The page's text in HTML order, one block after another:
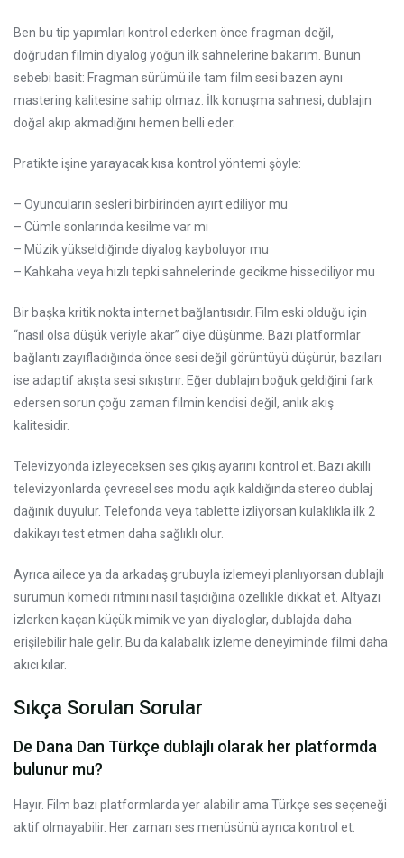
Ben bu tip yapımları kontrol ederken önce fragman değil,
doğrudan filmin diyalog yoğun ilk sahnelerine bakarım. Bunun
sebebi basit: Fragman sürümü ile tam film sesi bazen aynı
mastering kalitesine sahip olmaz. İlk konuşma sahnesi, dublajın
doğal akıp akmadığını hemen belli eder.
Pratikte işine yarayacak kısa kontrol yöntemi şöyle:
– Oyuncuların sesleri birbirinden ayırt ediliyor mu
– Cümle sonlarında kesilme var mı
– Müzik yükseldiğinde diyalog kayboluyor mu
– Kahkaha veya hızlı tepki sahnelerinde gecikme hissediliyor mu
Bir başka kritik nokta internet bağlantısıdır. Film eski olduğu için
“nasıl olsa düşük veriyle akar” diye düşünme. Bazı platformlar
bağlantı zayıfladığında önce sesi değil görüntüyü düşürür, bazıları
ise adaptif akışta sesi sıkıştırır. Eğer dublajın boğuk geldiğini fark
edersen sorun çoğu zaman filmin kendisi değil, anlık akış
kalitesidir.
Televizyonda izleyeceksen ses çıkış ayarını kontrol et. Bazı akıllı
televizyonlarda çevresel ses modu açık kaldığında stereo dublaj
dağınık duyulur. Telefonda veya tablette izliyorsan kulaklıkla ilk 2
dakikayı test etmen daha sağlıklı olur.
Ayrıca ailece ya da arkadaş grubuyla izlemeyi planlıyorsan dublajlı
sürümün komedi ritmini nasıl taşıdığına özellikle dikkat et. Altyazı
izlerken kaçan küçük mimik ve yan diyaloglar, dublajda daha
erişilebilir hale gelir. Bu da kalabalık izleme deneyiminde filmi daha
akıcı kılar.
Sıkça Sorulan Sorular
De Dana Dan Türkçe dublajlı olarak her platformda
bulunur mu?
Hayır. Film bazı platformlarda yer alabilir ama Türkçe ses seçeneği
aktif olmayabilir. Her zaman ses menüsünü ayrıca kontrol et.